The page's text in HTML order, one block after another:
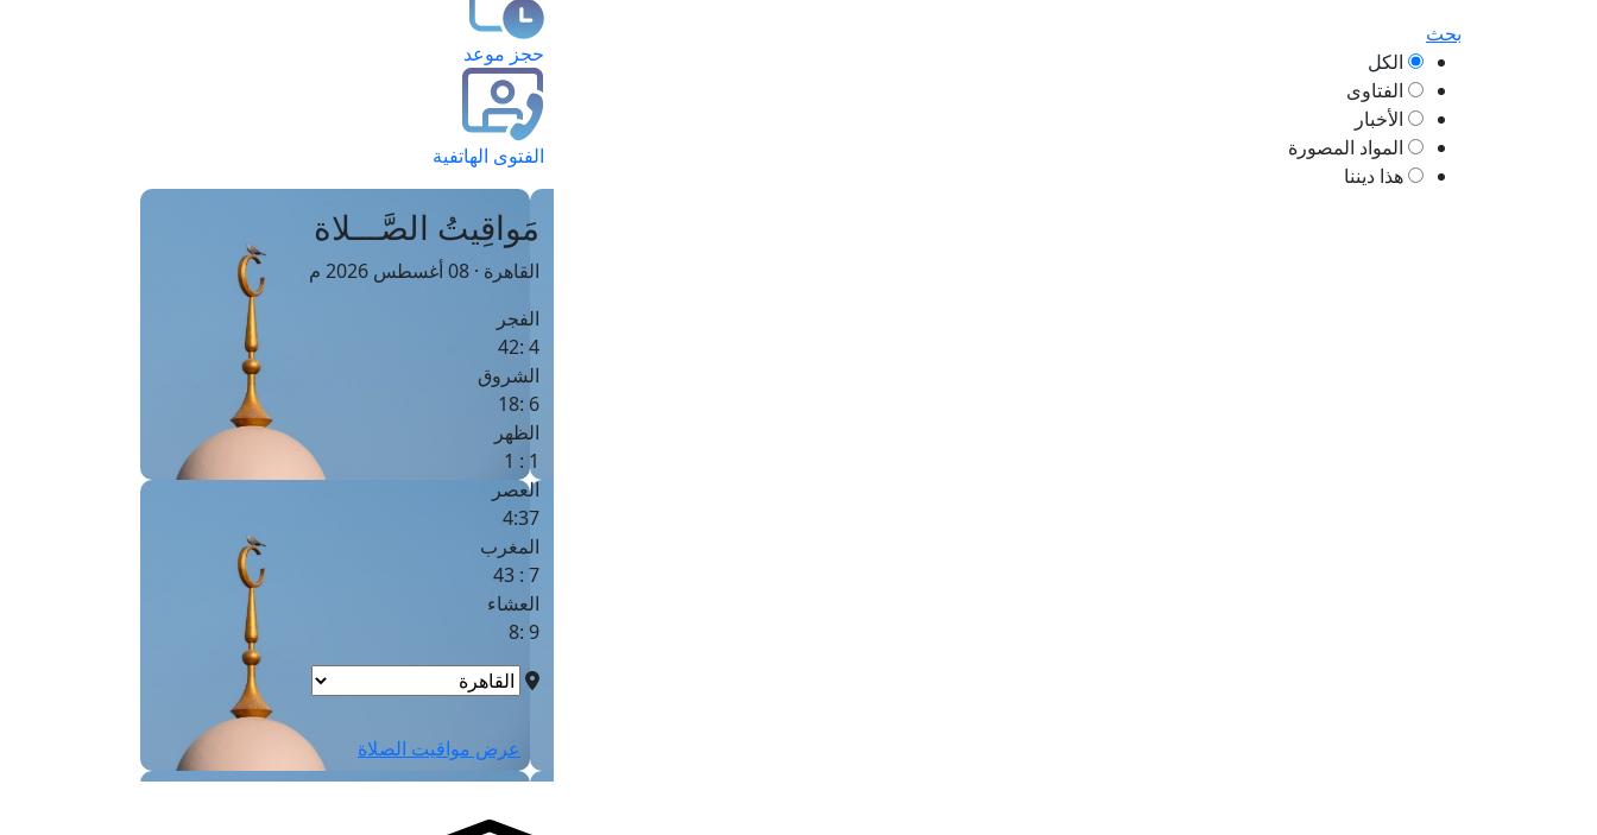
بحث
الكل
الفتاوى
الأخبار
المواد المصورة
هذا ديننا
حجز موعد
الفتوى الهاتفية
مَواقِيتُ الصَّـــلاة
القاهرة · 08 أغسطس 2026 م
الفجر
4 :42
الشروق
6 :18
الظهر
1 : 1
العصر
4:37
المغرب
7 : 43
العشاء
9 :8
عرض مواقيت الصلاة